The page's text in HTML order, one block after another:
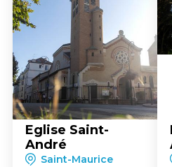
Eglise Saint-
André
Saint-Maurice